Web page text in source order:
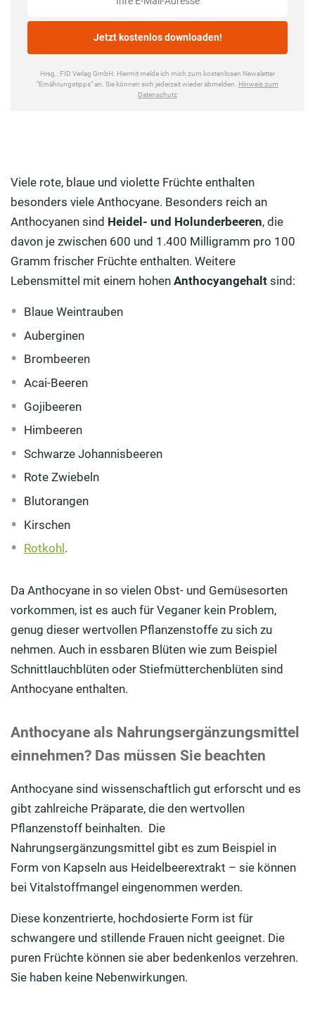
Viele rote, blaue und violette Früchte enthalten
besonders viele Anthocyane. Besonders reich an
Anthocyanen sind Heidel- und Holunderbeeren, die
davon je zwischen 600 und 1.400 Milligramm pro 100
Gramm frischer Früchte enthalten. Weitere
Lebensmittel mit einem hohen Anthocyangehalt sind:
Blaue Weintrauben
Auberginen
Brombeeren
Acai-Beeren
Gojibeeren
Himbeeren
Schwarze Johannisbeeren
Rote Zwiebeln
Blutorangen
Kirschen
Rotkohl .
Da Anthocyane in so vielen Obst- und Gemüsesorten
vorkommen, ist es auch für Veganer kein Problem,
genug dieser wertvollen Pflanzenstoffe zu sich zu
nehmen. Auch in essbaren Blüten wie zum Beispiel
Schnittlauchblüten oder Stiefmütterchenblüten sind
Anthocyane enthalten.
Anthocyane als Nahrungsergänzungsmittel
einnehmen? Das müssen Sie beachten
Anthocyane sind wissenschaftlich gut erforscht und es
gibt zahlreiche Präparate, die den wertvollen
Pflanzenstoff beinhalten. Die
Nahrungsergänzungsmittel gibt es zum Beispiel in
Form von Kapseln aus Heidelbeerextrakt – sie können
bei Vitalstoffmangel eingenommen werden.
Diese konzentrierte, hochdosierte Form ist für
schwangere und stillende Frauen nicht geeignet. Die
puren Früchte können sie aber bedenkenlos verzehren.
Sie haben keine Nebenwirkungen.